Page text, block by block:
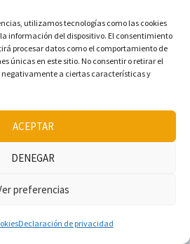
utilizamos tecnologías como las cookies
información del dispositivo. El consentimiento
procesar datos como el comportamiento de
únicas en este sitio. No consentir o retirar el
a ciertas características y
ACEPTAR
DENEGAR
preferencias
Declaración de privacidad
06:36
ve mágico y encantador y
también debe ser bonito